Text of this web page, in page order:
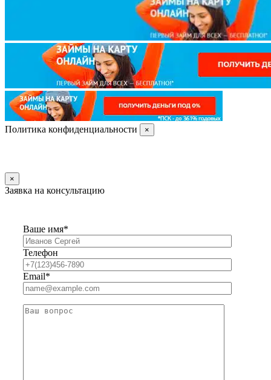
Политика конфиденциальности ×
×
Заявка на консультацию
Ваше имя*
Телефон
Email*